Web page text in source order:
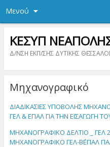
Μενού
ΚΕΣΥΠ
Δ/ΝΣΗ ΕΚΠ/ΣΗΣ ΔΥΤΙΚΗΣ
Μηχανογραφικό
ΔΙΑΔΙΚΑΣΙΕΣ ΥΠΟΒΟΛΗΣ
ΓΕΛ & ΕΠΑΛ ΓΙΑ ΤΗΝ ΕΙΣΑΓΩΓΗ
ΜΗΧΑΝΟΓΡΑΦΙΚΟ ΔΕΛΤΙΟ _ ΓΕΛ
ΜΗΧΑΝΟΓΡΑΦΙΚΟ ΓΕΛ-Β΄ΕΠΑΛ